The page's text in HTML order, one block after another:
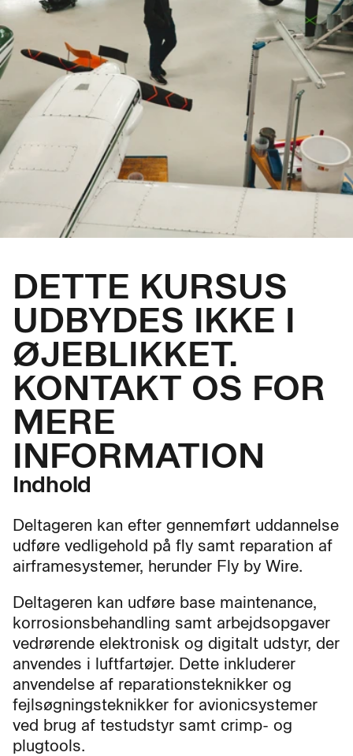
DETTE KURSUS
UDBYDES IKKE I
ØJEBLIKKET.
KONTAKT OS FOR
MERE
INFORMATION
Indhold
Deltageren kan efter gennemført uddannelse
udføre vedligehold på fly samt reparation af
airframesystemer, herunder Fly by Wire.
Deltageren kan udføre base maintenance,
korrosionsbehandling samt arbejdsopgaver
vedrørende elektronisk og digitalt udstyr, der
anvendes i luftfartøjer. Dette inkluderer
anvendelse af reparationsteknikker og
fejlsøgningsteknikker for avionicsystemer
ved brug af testudstyr samt crimp- og
plugtools.